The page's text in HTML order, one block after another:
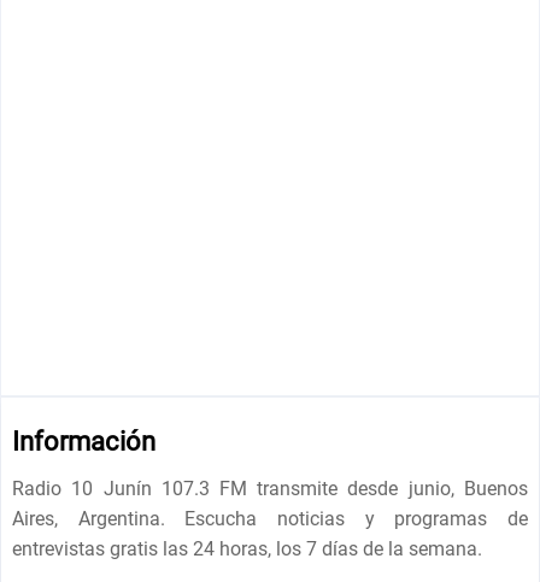
Información
Radio 10 Junín 107.3 FM transmite desde junio, Buenos
Aires, Argentina. Escucha noticias y programas de
entrevistas gratis las 24 horas, los 7 días de la semana.